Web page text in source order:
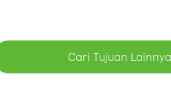
Cari Tujuan Lainnya